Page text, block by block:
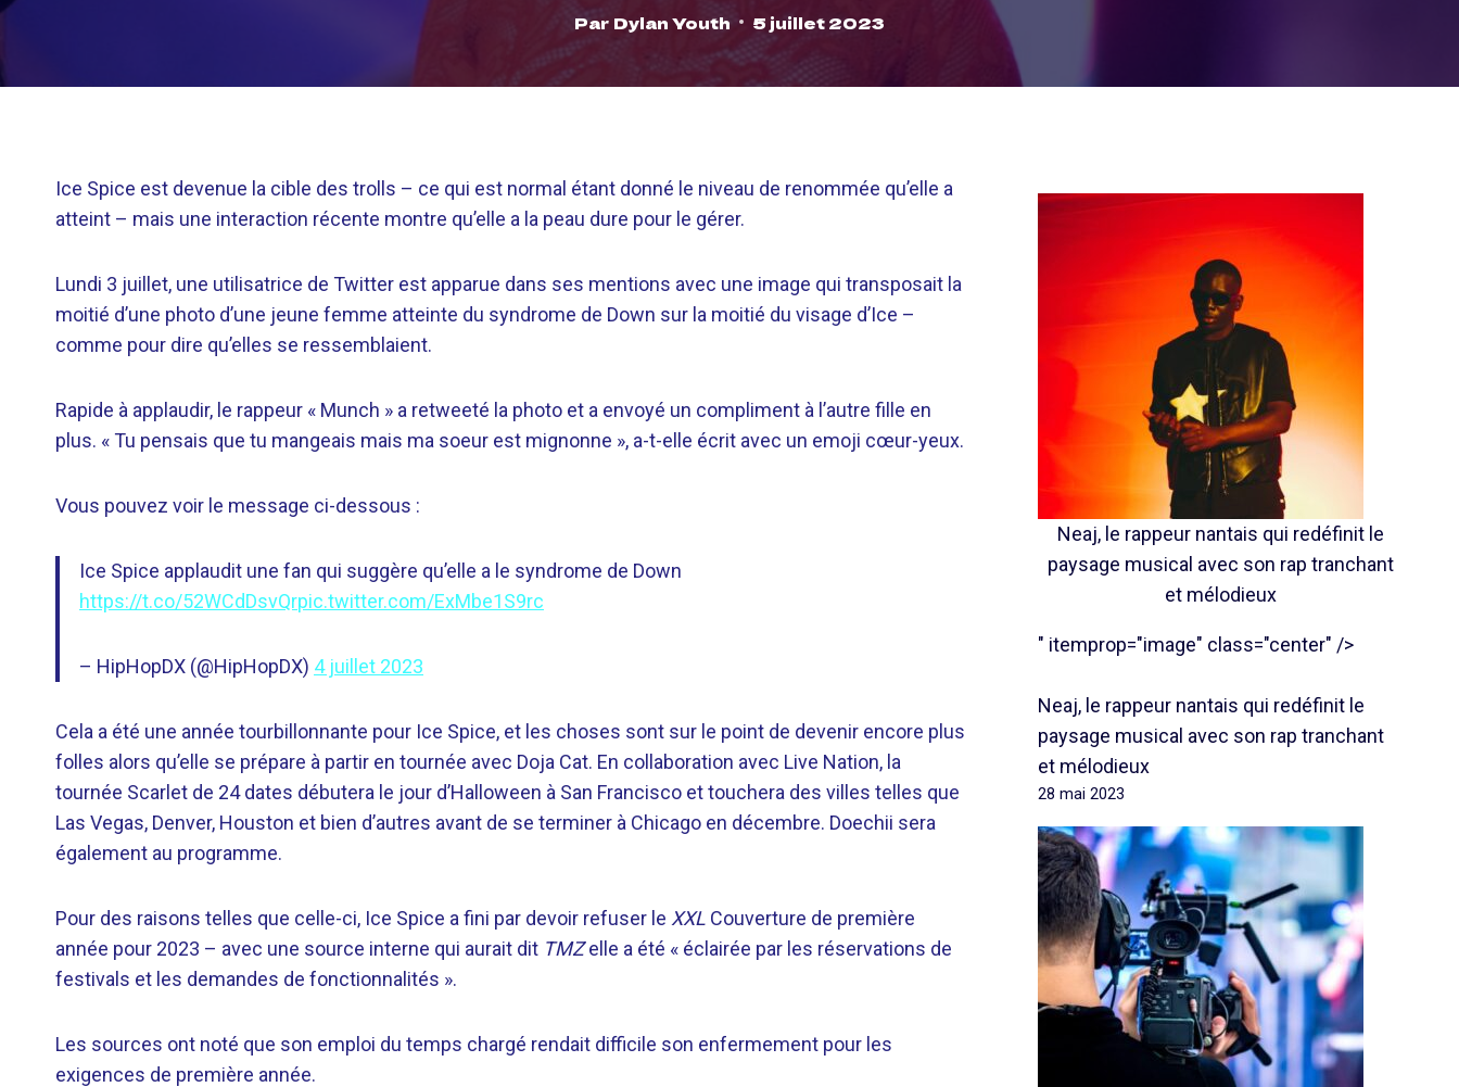
Par Dylan Youth 5 juillet 2023
Ice Spice est devenue la cible des trolls – ce qui est normal étant donné le niveau de renommée qu’elle a
atteint – mais une interaction récente montre qu’elle a la peau dure pour le gérer.
Lundi 3 juillet, une utilisatrice de Twitter est apparue dans ses mentions avec une image qui transposait la
moitié d’une photo d’une jeune femme atteinte du syndrome de Down sur la moitié du visage d’Ice –
comme pour dire qu’elles se ressemblaient.
Rapide à applaudir, le rappeur « Munch » a retweeté la photo et a envoyé un compliment à l’autre fille en
plus. « Tu pensais que tu mangeais mais ma soeur est mignonne », a-t-elle écrit avec un emoji cœur-yeux.
Vous pouvez voir le message ci-dessous :
Ice Spice applaudit une fan qui suggère qu’elle a le syndrome de Down
https://t.co/52WCdDsvQrpic.twitter.com/ExMbe1S9rc
– HipHopDX (@HipHopDX) 4 juillet 2023
Cela a été une année tourbillonnante pour Ice Spice, et les choses sont sur le point de devenir encore plus
folles alors qu’elle se prépare à partir en tournée avec Doja Cat. En collaboration avec Live Nation, la
tournée Scarlet de 24 dates débutera le jour d’Halloween à San Francisco et touchera des villes telles que
Las Vegas, Denver, Houston et bien d’autres avant de se terminer à Chicago en décembre. Doechii sera
également au programme.
Pour des raisons telles que celle-ci, Ice Spice a fini par devoir refuser le XXL Couverture de première
année pour 2023 – avec une source interne qui aurait dit TMZelle a été « éclairée par les réservations de
festivals et les demandes de fonctionnalités ».
Les sources ont noté que son emploi du temps chargé rendait difficile son enfermement pour les
exigences de première année.
Neaj, le rappeur nantais qui redéfinit le
paysage musical avec son rap tranchant
et mélodieux
" itemprop="image" class="center" />
Neaj, le rappeur nantais qui redéfinit le
paysage musical avec son rap tranchant
et mélodieux
28 mai 2023